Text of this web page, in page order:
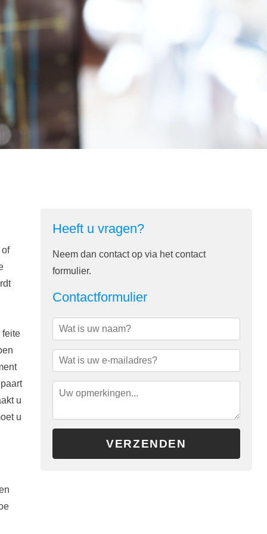
feite
u
u
Heeft u vragen?
Neem dan contact op via het contact
formulier.
Contactformulier